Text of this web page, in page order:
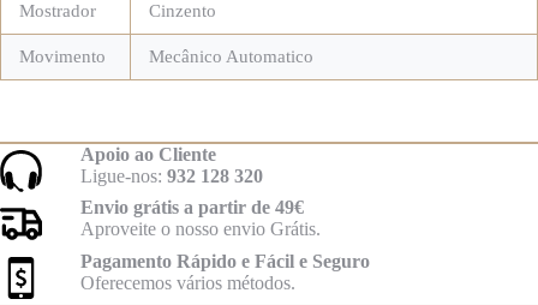
Mostrador Cinzento
Movimento Mecânico Automatico
Apoio ao Cliente
Ligue-nos: 932 128 320
Envio grátis a partir de 49€
Aproveite o nosso envio Grátis.
Pagamento Rápido e Fácil e Seguro
Oferecemos vários métodos.